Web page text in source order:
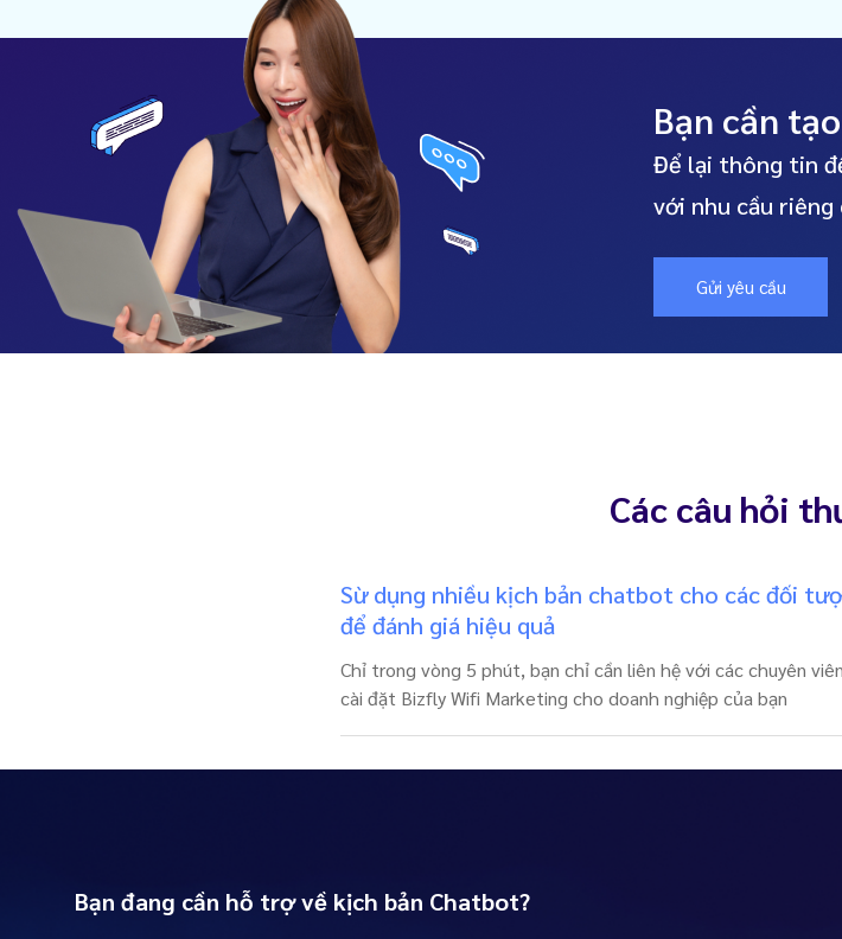
Bạn cần
Để lại thông tin
với nhu cầu riêng
Gửi yêu cầu
Các câu hỏi
Sừ dụng nhiều kịch bản chatbot cho các đối
để đánh giá hiệu quả
Chỉ trong vòng 5 phút, bạn chỉ cần liên hệ với các chuyên
cài đặt Bizfly Wifi Marketing cho doanh nghiệp của bạn
Bạn đang cần hỗ trợ về kịch bản Chatbot?